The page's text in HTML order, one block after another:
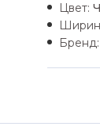
Цвет:
Бренд: